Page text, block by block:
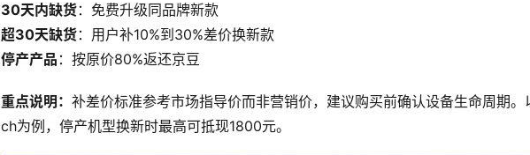
30天内缺货：免费升级同品牌新款
超30天缺货：用户补10%到30%差价换新款
停产产品 ：按原价80%返还京豆
重点说明：补差价标准参考市场指导价而非营销价，建议购买前确认设备生命周期
ch为例，停产机型换新时最高可抵现1800元。